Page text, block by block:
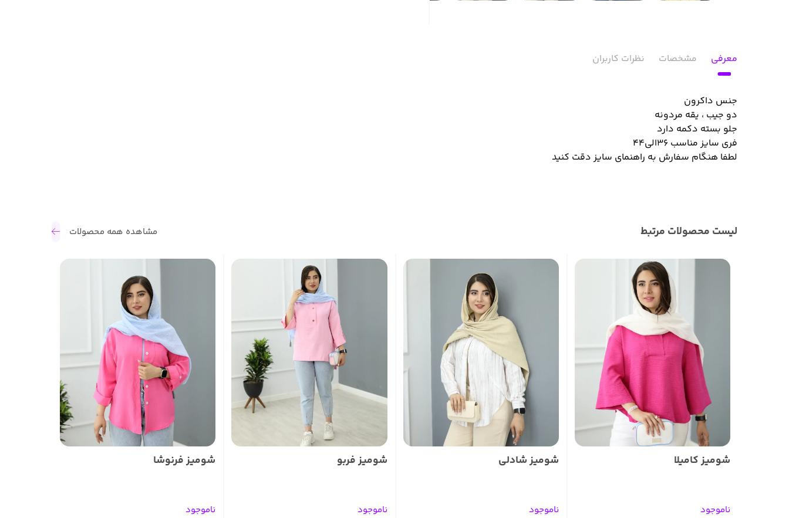
معرفی مشخصات نظرات کاربران
جنس داکرون
دو جیب ، یقه مردونه
جلو بسته دکمه دارد
فری سایز مناسب ۳۶الی۴۴
لطفا هنگام سفارش به راهنمای سایز دقت کنید
لیست محصولات مرتبط مشاهده همه محصولات
شومیز کامیلا
ناموجود
شومیز شادلی
ناموجود
شومیز فربو
ناموجود
شومیز فرنوشا
ناموجود